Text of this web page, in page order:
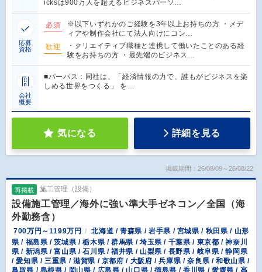
icksは900万人を超えるビジネスパーソ…
応募
資格
必須
※以下いずれかのご経験を3年以上お持ちの方 ・メデ
ィアや制作会社にて法人向けにコン…
歓迎
・クリエイティブ職種と連携して働いたことのある経
験をお持ちの方 ・最先端のビジネス…
会社
概要
■パーパス：同社は、「経済情報の力で、誰もがビジネスを楽
しめる世界をつくる」 を…
気になる 詳細を見る
掲載期間：26/08/09～26/08/22
再掲載 施工管理（設備）
設備施工管理／海外に強い準大手ゼネコン／全国（海
外勤務含）
700万円～1199万円
北海道 / 青森県 / 岩手県 / 宮城県 / 秋田県 / 山形
県 / 福島県 / 茨城県 / 栃木県 / 群馬県 / 埼玉県 / 千葉県 / 東京都 / 神奈川
県 / 新潟県 / 富山県 / 石川県 / 福井県 / 山梨県 / 長野県 / 岐阜県 / 静岡県
/ 愛知県 / 三重県 / 滋賀県 / 京都府 / 大阪府 / 兵庫県 / 奈良県 / 和歌山県 /
鳥取県 / 島根県 / 岡山県 / 広島県 / 山口県 / 徳島県 / 香川県 / 愛媛県 / 高